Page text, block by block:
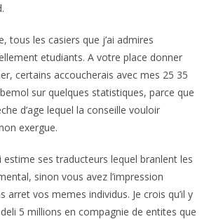
tous les casiers que j’ai admires
etudiants. A votre place donner
certains accoucherais avec mes 25 35
sur quelques statistiques, parce que
d’age lequel la conseille vouloir
exergue.
estime ses traducteurs lequel branlent les
sinon vous avez l’impression
arret vos memes individus. Je crois qu’il y
5 millions en compagnie de entites que